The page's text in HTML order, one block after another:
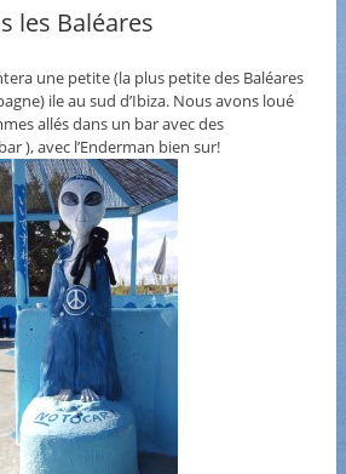
les Baléares
une petite (la plus petite des Baléares
ile au sud d’Ibiza. Nous avons loué
allés dans un bar avec des
), avec l’Enderman bien sur!